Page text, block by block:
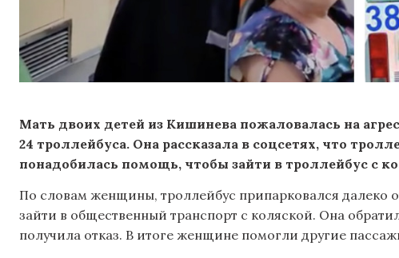
Мать двоих детей из Кишинева пожаловалась на
24 троллейбуса. Она рассказала в соцсетях, что
понадобилась помощь, чтобы зайти в троллейбус с
По словам женщины, троллейбус припарковался далеко
зайти в общественный транспорт с коляской. Она
получила отказ. В итоге женщине помогли другие